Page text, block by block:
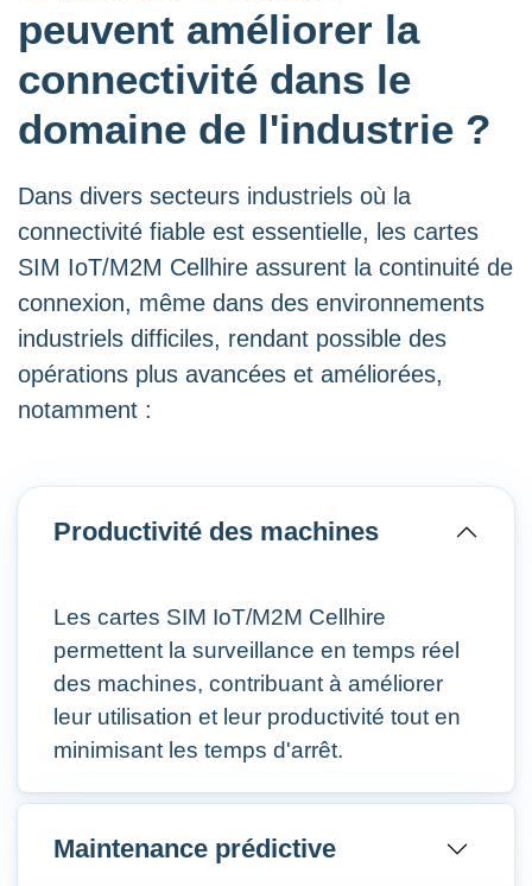
peuvent améliorer la
connectivité dans le
domaine de l'industrie ?
Dans divers secteurs industriels où la
connectivité fiable est essentielle, les cartes
SIM IoT/M2M Cellhire assurent la continuité de
connexion, même dans des environnements
industriels difficiles, rendant possible des
opérations plus avancées et améliorées,
notamment :
Productivité des machines
Les cartes SIM IoT/M2M Cellhire
permettent la surveillance en temps réel
des machines, contribuant à améliorer
leur utilisation et leur productivité tout en
minimisant les temps d'arrêt.
Maintenance prédictive